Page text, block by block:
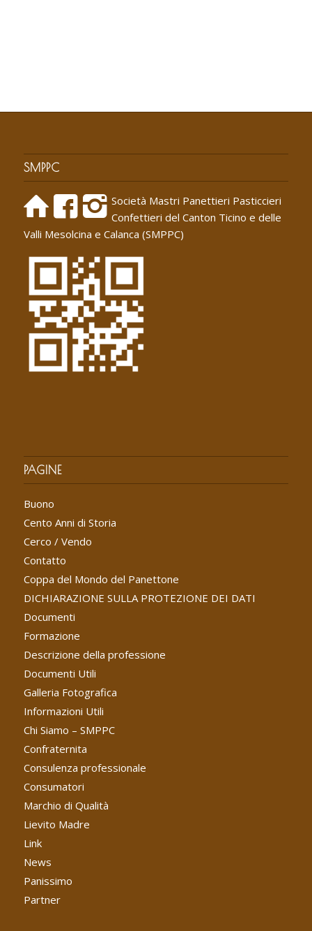
SMPPC
Società Mastri Panettieri Pasticcieri
Confettieri del Canton Ticino e delle
Valli Mesolcina e Calanca (SMPPC)
PAGINE
Buono
Cento Anni di Storia
Cerco / Vendo
Contatto
Coppa del Mondo del Panettone
DICHIARAZIONE SULLA PROTEZIONE DEI DATI
Documenti
Formazione
Descrizione della professione
Documenti Utili
Galleria Fotografica
Informazioni Utili
Chi Siamo – SMPPC
Confraternita
Consulenza professionale
Consumatori
Marchio di Qualità
Lievito Madre
Link
News
Panissimo
Partner